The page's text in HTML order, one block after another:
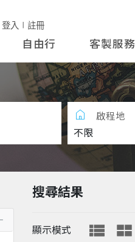
登入∣註冊
自由行 客製服務
啟程地
搜尋結果
顯示模式